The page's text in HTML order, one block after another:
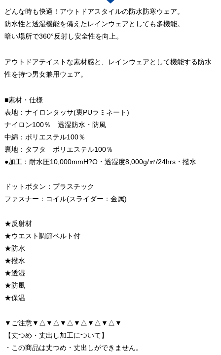
どんな時も快適！アウトドアスタイルの防水防寒ウェア。
防水性と透湿機能を備えたレインウェアとしても多機能。
暗い場所で360°反射し安全性を向上。
アウトドアテイストな素材感と、レインウェアとして機能する防水
性を持つ男女兼用ウェア。
■素材・仕様
表地：ナイロンタッサ(裏PUラミネート)
ナイロン100％ 透湿防水・防風
中綿：ポリエステル100％
裏地：タフタ ポリエステル100％
●加工：耐水圧10,000mmH?O・透湿度8,000g/㎡/24hrs・撥水
ドットボタン：プラスチック
ファスナー：コイル(スライダー：金属)
★反射材
★ウエスト調節ベルト付
★防水
★撥水
★透湿
★防風
★保温
▼ご注意▼△▼△▼△▼△▼△▼△▼
【丈つめ・丈出し加工について】
・この商品は丈つめ・丈出しができません。